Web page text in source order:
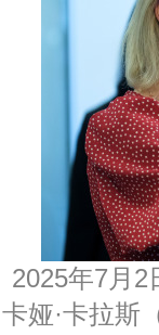
2025年7月2
卡娅·卡拉斯